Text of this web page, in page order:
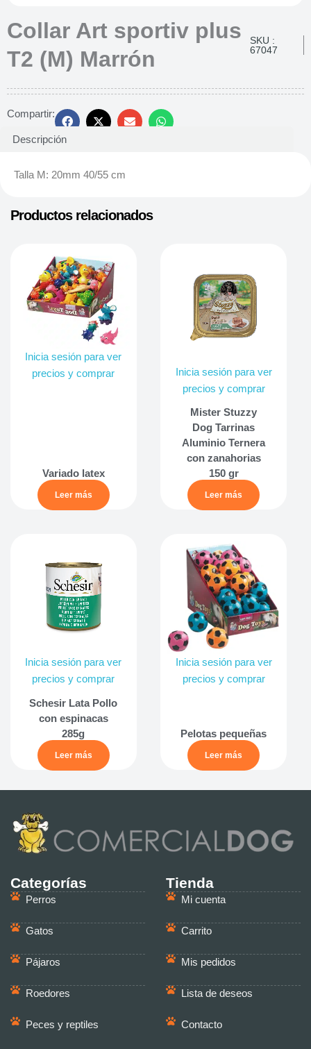
Collar Art sportiv plus
T2 (M) Marrón
SKU :
67047
Compartir:
Descripción
Talla M: 20mm 40/55 cm
Productos relacionados
Inicia sesión para ver
precios y comprar
Variado latex
Leer más
Inicia sesión para ver
precios y comprar
Mister Stuzzy
Dog Tarrinas
Aluminio Ternera
con zanahorias
150 gr
Leer más
Inicia sesión para ver
precios y comprar
Schesir Lata Pollo
con espinacas
285g
Leer más
Inicia sesión para ver
precios y comprar
Pelotas pequeñas
Leer más
Categorías
Perros
Gatos
Pájaros
Roedores
Peces y reptiles
Tienda
Mi cuenta
Carrito
Mis pedidos
Lista de deseos
Contacto